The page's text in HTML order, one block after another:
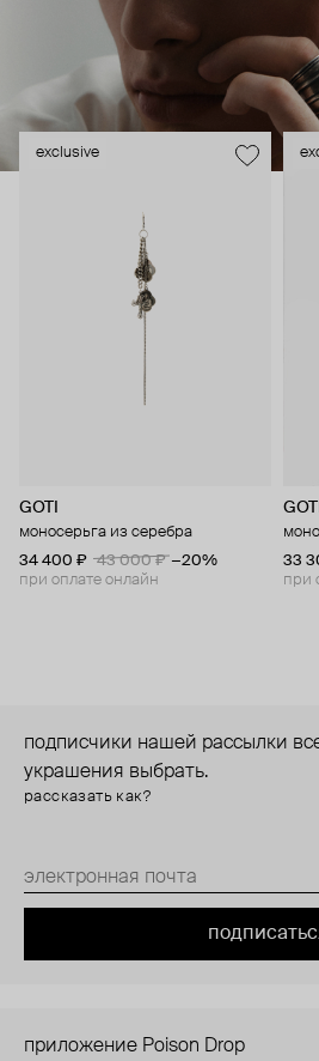
exclusive
GOTI
моносерьга из серебра
34 400 ₽
43 000 ₽ −20%
при оплате онлайн
GOTI
33
при
подписчики нашей рассылки
украшения выбрать.
рассказать как?
приложение Poison Drop